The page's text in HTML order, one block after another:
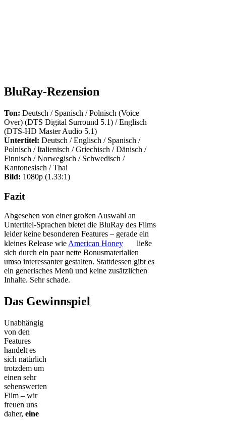
BluRay-Rezension
Ton: Deutsch / Spanisch / Polnisch (Voice
Over) (DTS Digital Surround 5.1) / Englisch
(DTS-HD Master Audio 5.1)
Untertitel: Deutsch / Englisch / Spanisch /
Polnisch / Italienisch / Griechisch / Dänisch /
Finnisch / Norwegisch / Schwedisch /
Kantonesisch / Thai
Bild: 1080p (1.33:1)
Fazit
Abgesehen von einer großen Auswahl an
Untertitel-Sprachen bietet die BluRay des Films
leider keine besonderen Features – gerade ein
kleines Release wie American Honey
ließe
sich durch ein paar nette Bonusmaterialien
umso interessanter gestalten. Stattdessen gibt es
ein generisches Menü und keine zusätzlichen
Inhalte. Sehr schade.
Das Gewinnspiel
Unabhängig
von den
Features
handelt es
sich natürlich
trotzdem um
einen sehr
sehenswerten
Film – wir
freuen uns
daher, eine